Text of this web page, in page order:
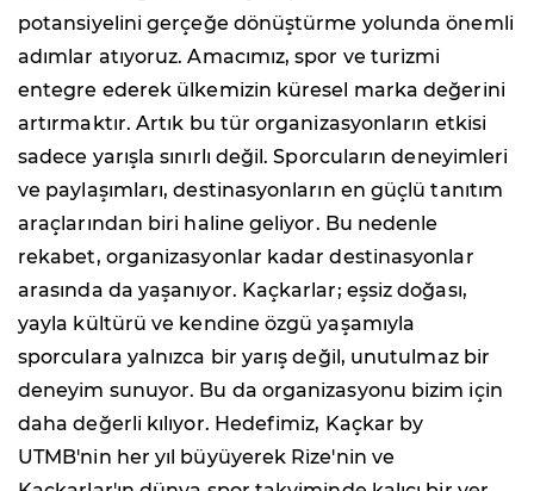
potansiyelini gerçeğe dönüştürme yolunda önemli
adımlar atıyoruz. Amacımız, spor ve turizmi
entegre ederek ülkemizin küresel marka değerini
artırmaktır. Artık bu tür organizasyonların etkisi
sadece yarışla sınırlı değil. Sporcuların deneyimleri
ve paylaşımları, destinasyonların en güçlü tanıtım
araçlarından biri haline geliyor. Bu nedenle
rekabet, organizasyonlar kadar destinasyonlar
arasında da yaşanıyor. Kaçkarlar; eşsiz doğası,
yayla kültürü ve kendine özgü yaşamıyla
sporculara yalnızca bir yarış değil, unutulmaz bir
deneyim sunuyor. Bu da organizasyonu bizim için
daha değerli kılıyor. Hedefimiz, Kaçkar by
UTMB'nin her yıl büyüyerek Rize'nin ve